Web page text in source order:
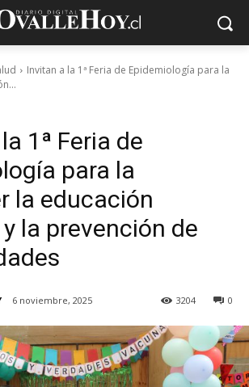
Invitan a la 1ª Feria de Epidemiología para la
1ª Feria de
para la
la educación
la prevención de
6 noviembre, 2025 0
3204